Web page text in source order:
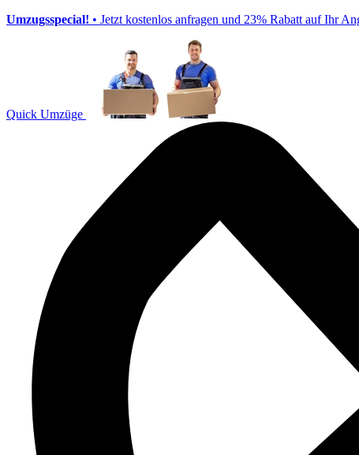
Umzugsspecial! • Jetzt kostenlos anfragen und 23% Rabatt auf Ihr
Quick Umzüge